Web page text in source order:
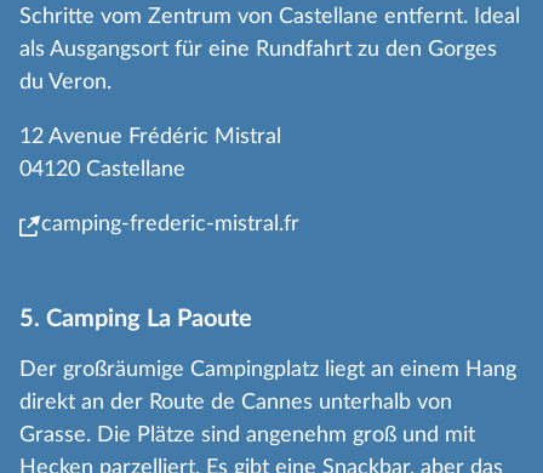
Schritte vom Zentrum von Castellane entfernt. Ideal
als Ausgangsort für eine Rundfahrt zu den Gorges
du Veron.
12 Avenue Frédéric Mistral
04120 Castellane
camping-frederic-mistral.fr
5. Camping La Paoute
Der großräumige Campingplatz liegt an einem Hang
direkt an der Route de Cannes unterhalb von
Grasse. Die Plätze sind angenehm groß und mit
Hecken parzelliert. Es gibt eine Snackbar, aber das